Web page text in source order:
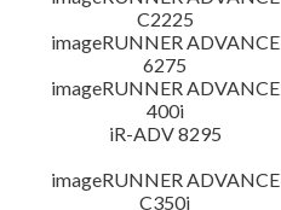
C2225
imageRUNNER ADVANCE
6275
imageRUNNER ADVANCE
400i
iR-ADV 8295
imageRUNNER ADVANCE
C350i